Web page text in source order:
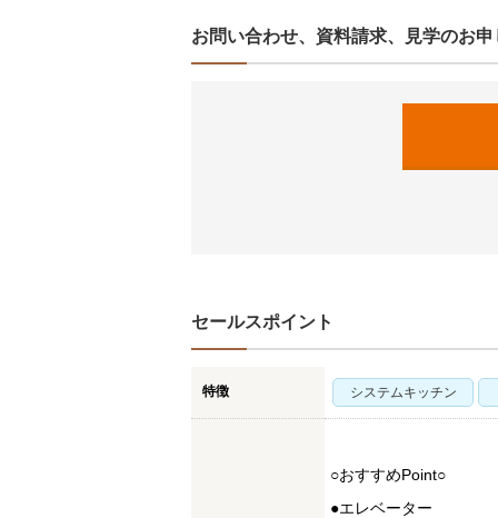
お問い合わせ、資料請求、見学のお
セールスポイント
特徴 システムキッチン
○おすすめPoint○
●エレベーター